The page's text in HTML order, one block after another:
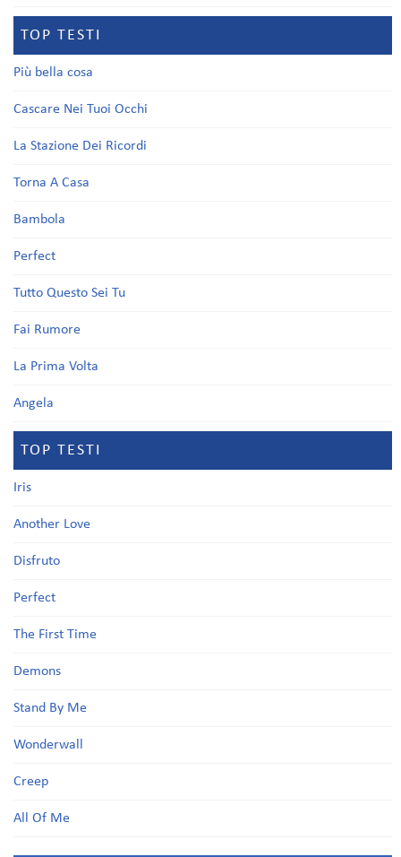
TOP TESTI
Più bella cosa
Cascare Nei Tuoi Occhi
La Stazione Dei Ricordi
Torna A Casa
Bambola
Perfect
Tutto Questo Sei Tu
Fai Rumore
La Prima Volta
Angela
TOP TESTI
Iris
Another Love
Disfruto
Perfect
The First Time
Demons
Stand By Me
Wonderwall
Creep
All Of Me